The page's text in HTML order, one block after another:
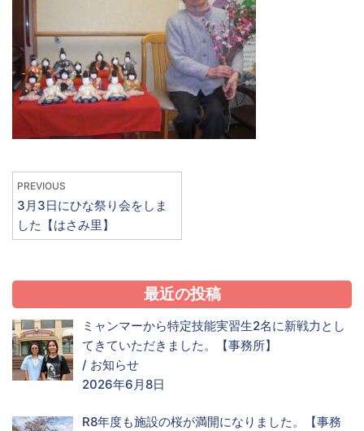
PREVIOUS
3月3日にひな祭り会をしま
した【はさみ里】
最近の投稿
ミャンマーから特定技能実習生2名に新戦力とし
てきていただきました。【事務所】
/ お知らせ
2026年6月8日
R8年度も施設の桜が満開になりました。【事務